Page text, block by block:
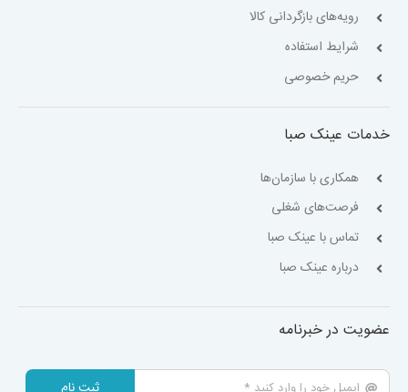
رویه‌های بازگردانی کالا
شرایط استفاده
حریم خصوصی
خدمات عینک صبا
همکاری با سازمان‌ها
فرصت‌های شغلی
تماس با عینک صبا
درباره عینک صبا
عضویت در خبرنامه